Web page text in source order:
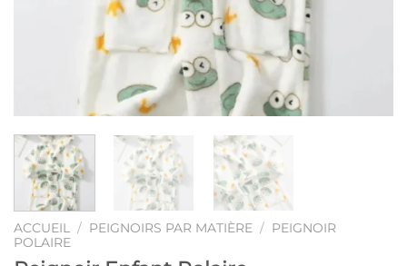
ACCUEIL / PEIGNOIRS PAR MATIÈRE / PEIGNOIR
POLAIRE